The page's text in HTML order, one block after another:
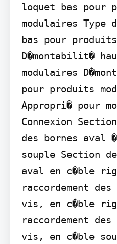
loquet bas pour
modulaires Type
bas pour
D�montabilit�
modulaires
pour produits
Appropri� pour
Connexion
des bornes aval
souple Section
aval en c�ble
raccordement
vis, en c�ble
raccordement
vis, en c�ble